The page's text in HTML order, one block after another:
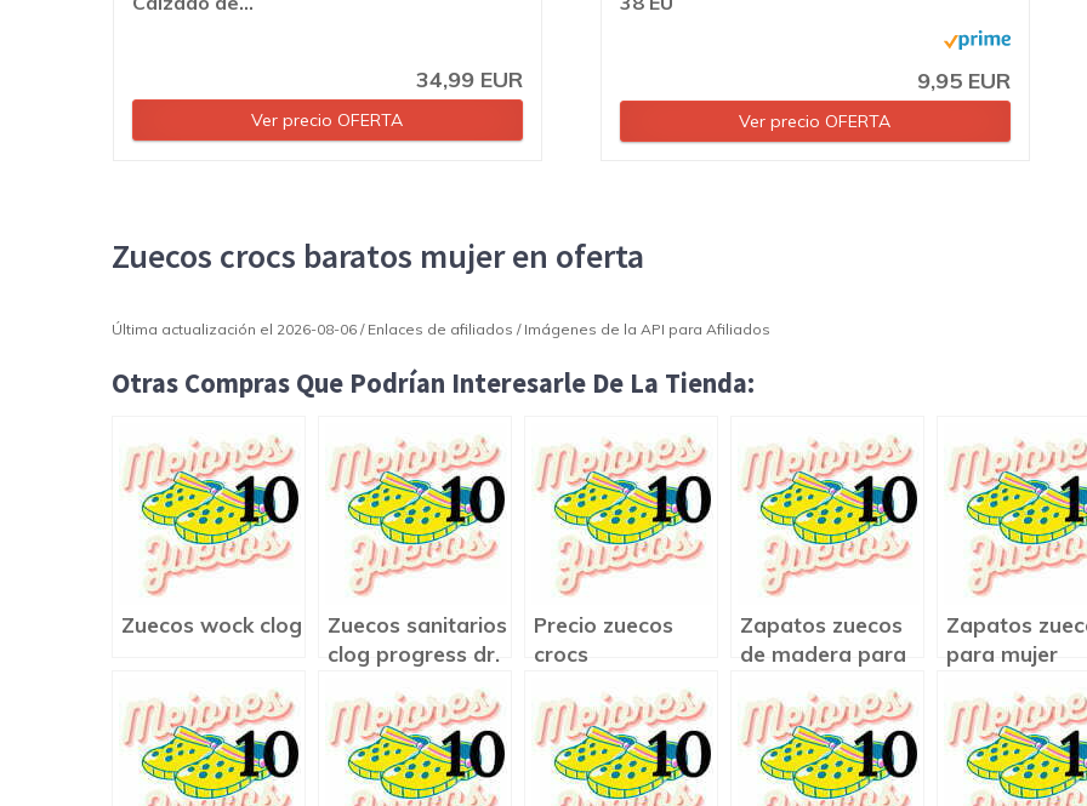
34,99 EUR
Ver precio OFERTA
9,95 EUR
Ver precio OFERTA
Zuecos crocs baratos mujer en oferta
Última actualización el 2026-08-06 / Enlaces de afiliados / Imágenes de la API para Afiliados
Otras Compras Que Podrían Interesarle De La Tienda:
Zuecos wock clog
Zuecos sanitarios
clog progress dr.
Precio zuecos
crocs
Zapatos zuecos
de madera para
Zapatos
para mujer